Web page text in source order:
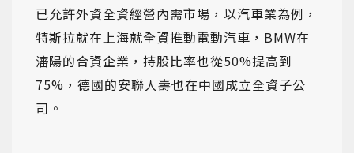
已允許外資全資經營內需市場，以汽車業為例，
特斯拉就在上海就全資推動電動汽車，BMW在
瀋陽的合資企業，持股比率也從50%提高到
75%，德國的安聯人壽也在中國成立全資子公
司。